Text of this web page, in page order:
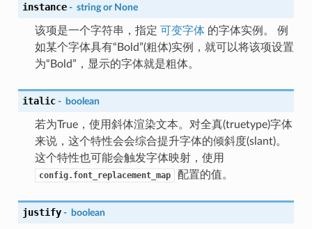
instance - string or None
该项是一个字符串，指定 可变字体的字体实例。 例
如某个字体具有“Bold”(粗体)实例，就可以将该项设置
为“Bold”，显示的字体就是粗体。
italic - boolean
若为True，使用斜体渲染文本。对全真(truetype)字体
来说，这个特性会会综合提升字体的倾斜度(slant)。
这个特性也可能会触发字体映射，使用
config.font_replacement_map 配置的值。
justify - boolean